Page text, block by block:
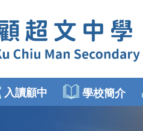
入讀顧中 學校簡介